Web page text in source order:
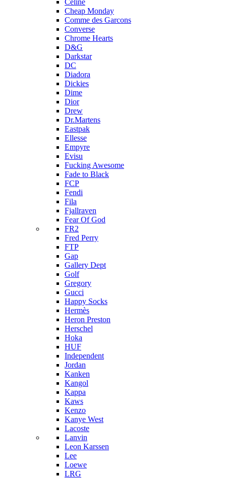
Celine
Cheap Monday
Comme des Garcons
Converse
Chrome Hearts
D&G
Darkstar
DC
Diadora
Dickies
Dime
Dior
Drew
Dr.Martens
Eastpak
Ellesse
Empyre
Evisu
Fucking Awesome
Fade to Black
FCP
Fendi
Fila
Fjallraven
Fear Of God
FR2
Fred Perry
FTP
Gap
Gallery Dept
Golf
Gregory
Gucci
Happy Socks
Hermès
Heron Preston
Hersсhel
Hoka
HUF
Independent
Jordan
Kanken
Kangol
Kappa
Kaws
Kenzo
Kanye West
Lacoste
Lanvin
Leon Karssen
Lee
Loewe
LRG